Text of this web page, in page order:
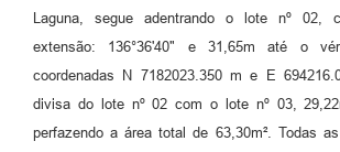
Laguna, segue adentrando o lote nº 02,
extensão: 136°36'40" e 31,65m até o
coordenadas N 7182023.350 m e E
divisa do lote nº 02 com o lote nº 03,
perfazendo a área total de 63,30m². Todas